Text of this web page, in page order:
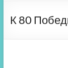
К 80